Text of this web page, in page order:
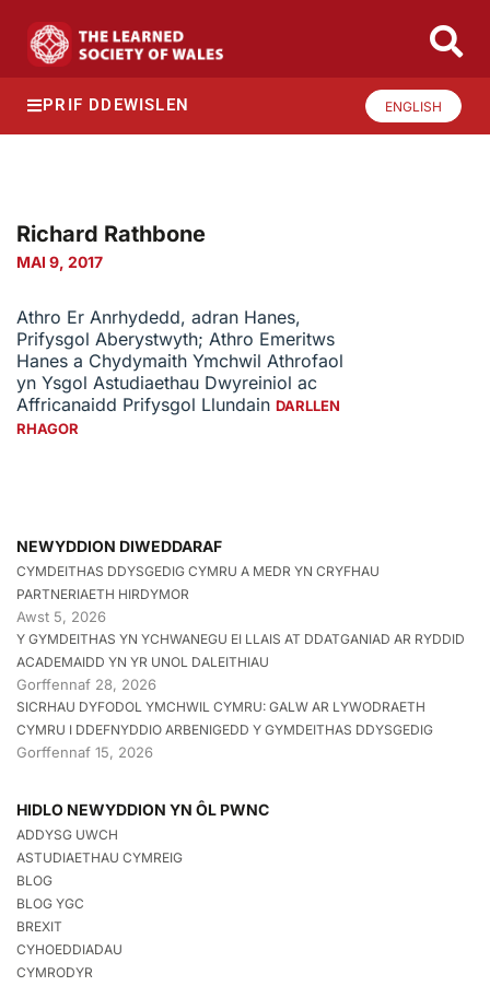
PRIF DDEWISLEN ENGLISH
Richard Rathbone
MAI 9, 2017
Athro Er Anrhydedd, adran Hanes,
Prifysgol Aberystwyth; Athro Emeritws
Hanes a Chydymaith Ymchwil Athrofaol
yn Ysgol Astudiaethau Dwyreiniol ac
Affricanaidd Prifysgol Llundain DARLLEN
RHAGOR
NEWYDDION DIWEDDARAF
CYMDEITHAS DDYSGEDIG CYMRU A MEDR YN CRYFHAU
PARTNERIAETH HIRDYMOR
Awst 5, 2026
Y GYMDEITHAS YN YCHWANEGU EI LLAIS AT DDATGANIAD AR RYDDID
ACADEMAIDD YN YR UNOL DALEITHIAU
Gorffennaf 28, 2026
SICRHAU DYFODOL YMCHWIL CYMRU: GALW AR LYWODRAETH
CYMRU I DDEFNYDDIO ARBENIGEDD Y GYMDEITHAS DDYSGEDIG
Gorffennaf 15, 2026
HIDLO NEWYDDION YN ÔL PWNC
ADDYSG UWCH
ASTUDIAETHAU CYMREIG
BLOG
BLOG YGC
BREXIT
CYHOEDDIADAU
CYMRODYR